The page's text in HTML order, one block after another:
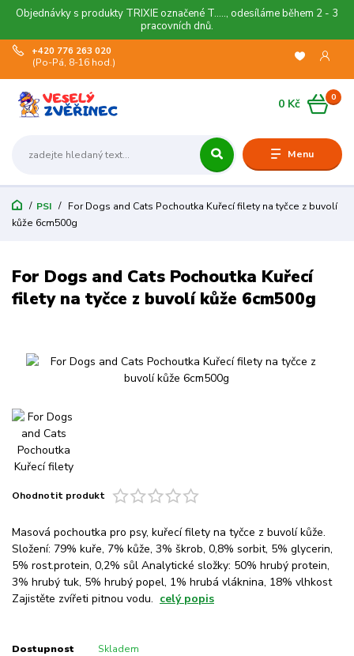
Objednávky s produkty TRIXIE označené T....., odesíláme během 2 - 3
pracovních dnů.
Menu
+420 776 263 020
(Po-Pá, 8-16 hod.)
0
0 Kč
PSI
For Dogs and Cats Pochoutka Kuřecí filety na tyčce z buvolí
kůže 6cm500g
For Dogs and Cats Pochoutka Kuřecí
filety na tyčce z buvolí kůže 6cm500g
Ohodnotit produkt
Masová pochoutka pro psy, kuřecí filety na tyčce z buvolí kůže.
Složení: 79% kuře, 7% kůže, 3% škrob, 0,8% sorbit, 5% glycerin,
5% rost.protein, 0,2% sůl Analytické složky: 50% hrubý protein,
3% hrubý tuk, 5% hrubý popel, 1% hrubá vláknina, 18% vlhkost
Zajistěte zvířeti pitnou vodu. celý popis
Dostupnost Skladem